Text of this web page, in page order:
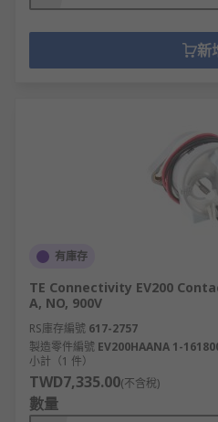
新
有庫存
TE Connectivity EV200
A, NO, 900V
RS庫存編號 617-2757
製造零件編號 EV200HAANA 1-
小計（1 件）
TWD7,335.00(不含稅)
數量